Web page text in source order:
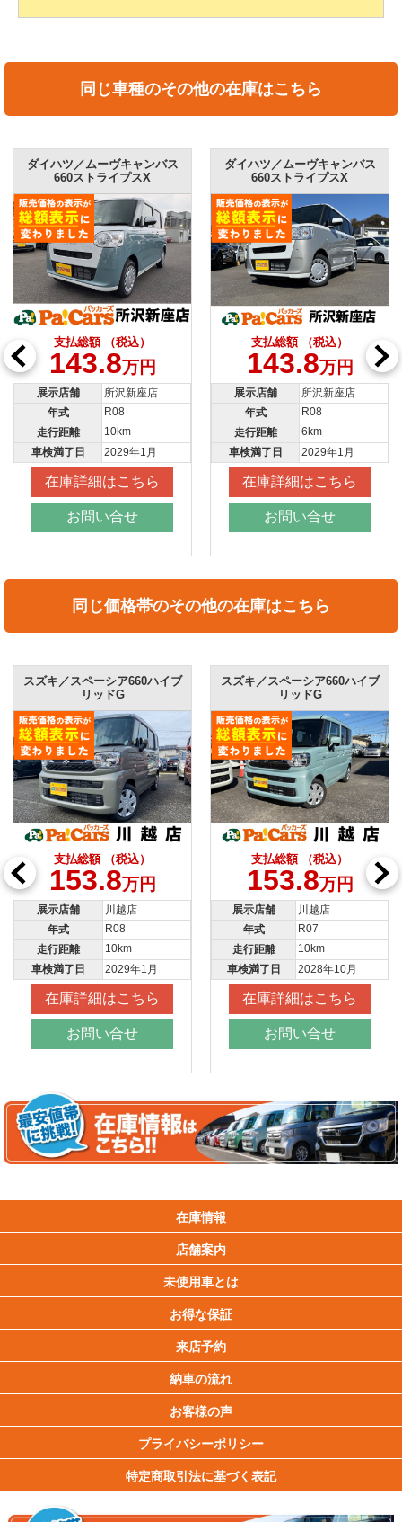
同じ車種のその他の在庫はこちら
ダイハツ／ムーヴキャンバス
660ストライプスX
支払総額 （税込）
143.8万円
展示店舗
所沢新座店
年式
R08
走行距離
10km
車検満了日
2029年1月
在庫詳細はこちら
お問い合せ
ダイハツ／ムーヴキャンバス
660ストライプスX
支払総額 （税込）
143.8万円
展示店舗
所沢新座店
年式
R08
走行距離
6km
車検満了日
2029年1月
在庫詳細はこちら
お問い合せ
同じ価格帯のその他の在庫はこちら
スズキ／スペーシア660ハイブ
リッドG
支払総額 （税込）
153.8万円
展示店舗
川越店
年式
R08
走行距離
10km
車検満了日
2029年1月
在庫詳細はこちら
お問い合せ
スズキ／スペーシア660ハイブ
リッドG
支払総額 （税込）
153.8万円
展示店舗
川越店
年式
R07
走行距離
10km
車検満了日
2028年10月
在庫詳細はこちら
お問い合せ
在庫情報
店舗案内
未使用車とは
お得な保証
来店予約
納車の流れ
お客様の声
プライバシーポリシー
特定商取引法に基づく表記